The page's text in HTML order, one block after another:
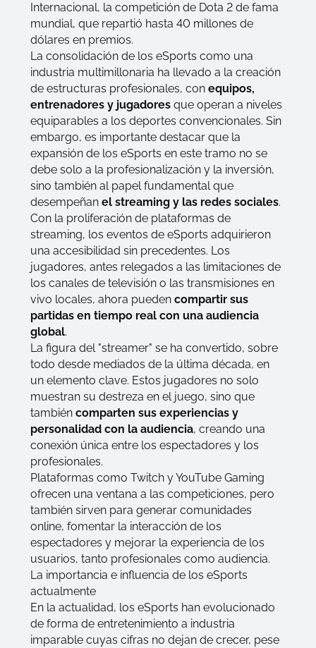
Internacional, la competición de Dota 2 de fama
mundial, que repartió hasta 40 millones de
dólares en premios.
La consolidación de los eSports como una
industria multimillonaria ha llevado a la creación
de estructuras profesionales, conequipos,
entrenadores y jugadores que operan a niveles
equiparables a los deportes convencionales. Sin
embargo, es importante destacar que la
expansión de los eSports en este tramo no se
debe solo a la profesionalización y la inversión,
sino también al papel fundamental que
desempeñan el streaming y las redes sociales.
Con la proliferación de plataformas de
streaming, los eventos de eSports adquirieron
una accesibilidad sin precedentes. Los
jugadores, antes relegados a las limitaciones de
los canales de televisión o las transmisiones en
vivo locales, ahora puedencompartir sus
partidas en tiempo real con una audiencia
global.
La figura del "streamer" se ha convertido, sobre
todo desde mediados de la última década, en
un elemento clave. Estos jugadores no solo
muestran su destreza en el juego, sino que
tambiéncomparten sus experiencias y
personalidad con la audiencia, creando una
conexión única entre los espectadores y los
profesionales.
Plataformas como Twitch y YouTube Gaming
ofrecen una ventana a las competiciones, pero
también sirven para generar comunidades
online, fomentar la interacción de los
espectadores y mejorar la experiencia de los
usuarios, tanto profesionales como audiencia.
La importancia e influencia de los eSports
actualmente
En la actualidad, los eSports han evolucionado
de forma de entretenimiento a industria
imparable cuyas cifras no dejan de crecer, pese